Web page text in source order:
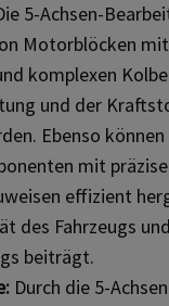
5-Achsen-
Motorblöcken
komplexen
und der
Ebenso
mit
effizient
des Fahrzeugs
beiträgt.
Durch die 5-